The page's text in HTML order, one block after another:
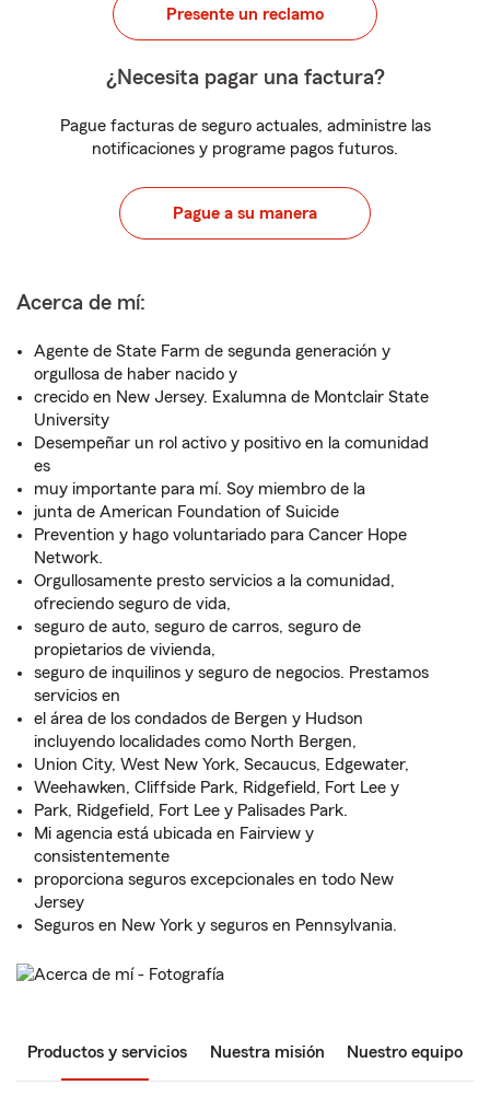
Presente un reclamo
¿Necesita pagar una factura?
Pague facturas de seguro actuales, administre las
notificaciones y programe pagos futuros.
Pague a su manera
Acerca de mí:
Agente de State Farm de segunda generación y
orgullosa de haber nacido y
crecido en New Jersey. Exalumna de Montclair State
University
Desempeñar un rol activo y positivo en la comunidad
es
muy importante para mí. Soy miembro de la
junta de American Foundation of Suicide
Prevention y hago voluntariado para Cancer Hope
Network.
Orgullosamente presto servicios a la comunidad,
ofreciendo seguro de vida,
seguro de auto, seguro de carros, seguro de
propietarios de vivienda,
seguro de inquilinos y seguro de negocios. Prestamos
servicios en
el área de los condados de Bergen y Hudson
incluyendo localidades como North Bergen,
Union City, West New York, Secaucus, Edgewater,
Weehawken, Cliffside Park, Ridgefield, Fort Lee y
Park, Ridgefield, Fort Lee y Palisades Park.
Mi agencia está ubicada en Fairview y
consistentemente
proporciona seguros excepcionales en todo New
Jersey
Seguros en New York y seguros en Pennsylvania.
Productos y servicios Nuestra misión Nuestro equipo